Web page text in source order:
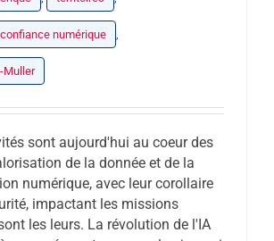
numérique ,
Muller
sont aujourd'hui au coeur des
de la donnée et de la
numérique, avec leur corollaire
impactant les missions
les leurs. La révolution de l'IA